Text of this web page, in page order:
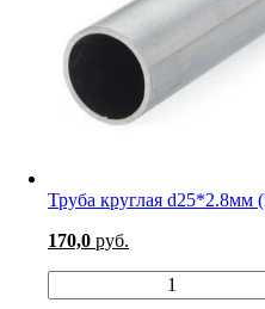
Труба круглая d25*2.8мм
170,0 руб.